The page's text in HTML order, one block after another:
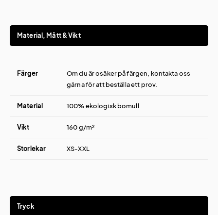
Material, Mått & Vikt
Färger
Om du är osäker på färgen, kontakta oss
gärna för att beställa ett prov.
Material 100% ekologisk bomull
Vikt 160 g/m²
Storlekar XS-XXL
Tryck